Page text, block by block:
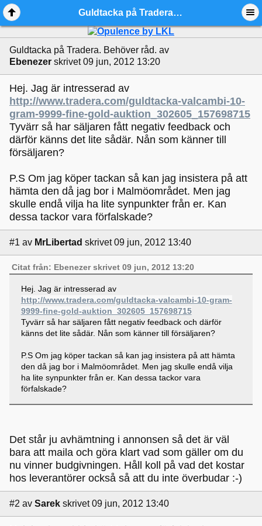
Guldtacka på Tradera. Behöver råd. - Ädelmetallforum
Guldtacka på Tradera. Behöver råd. av
Ebenezer skrivet 09 jun, 2012 13:20
Hej. Jag är intresserad av
http://www.tradera.com/guldtacka-valcambi-10-
gram-9999-fine-gold-auktion_302605_157698715
Tyvärr så har säljaren fått negativ feedback och
därför känns det lite sådär. Nån som känner till
försäljaren?
P.S Om jag köper tackan så kan jag insistera på att
hämta den då jag bor i Malmöområdet. Men jag
skulle endå vilja ha lite synpunkter från er. Kan
dessa tackor vara förfalskade?
#1 av MrLibertad skrivet 09 jun, 2012 13:40
Citat från: Ebenezer skrivet 09 jun, 2012 13:20
Hej. Jag är intresserad av
http://www.tradera.com/guldtacka-valcambi-10-gram-
9999-fine-gold-auktion_302605_157698715
Tyvärr så har säljaren fått negativ feedback och därför
känns det lite sådär. Nån som känner till försäljaren?
P.S Om jag köper tackan så kan jag insistera på att hämta
den då jag bor i Malmöområdet. Men jag skulle endå vilja
ha lite synpunkter från er. Kan dessa tackor vara
förfalskade?
Det står ju avhämtning i annonsen så det är väl
bara att maila och göra klart vad som gäller om du
nu vinner budgivningen. Håll koll på vad det kostar
hos leverantörer också så att du inte överbudar :-)
#2 av Sarek skrivet 09 jun, 2012 13:40